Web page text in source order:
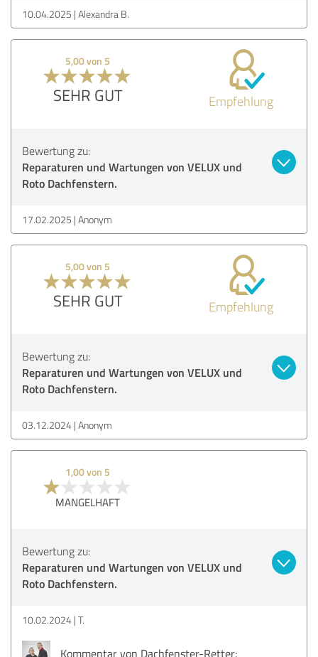
10.04.2025 Alexandra B.
5,00 von 5
SEHR GUT Empfehlung
Bewertung zu:
Reparaturen und Wartungen von VELUX und
Roto Dachfenstern.
17.02.2025 Anonym
5,00 von 5
SEHR GUT Empfehlung
Bewertung zu:
Reparaturen und Wartungen von VELUX und
Roto Dachfenstern.
03.12.2024 Anonym
1,00 von 5
MANGELHAFT
Bewertung zu:
Reparaturen und Wartungen von VELUX und
Roto Dachfenstern.
10.02.2024 T.
Kommentar von Dachfenster-Retter: